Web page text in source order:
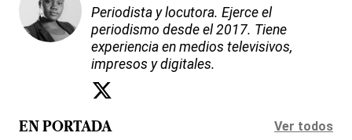
Periodista y locutora. Ejerce el
periodismo desde el 2017. Tiene
experiencia en medios televisivos,
impresos y digitales.
EN PORTADA Ver todos